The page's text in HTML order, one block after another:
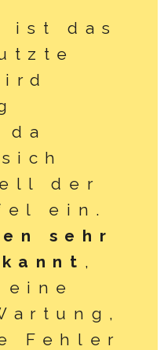
ist das
der
ein.
sehr
,
eine
Fehler